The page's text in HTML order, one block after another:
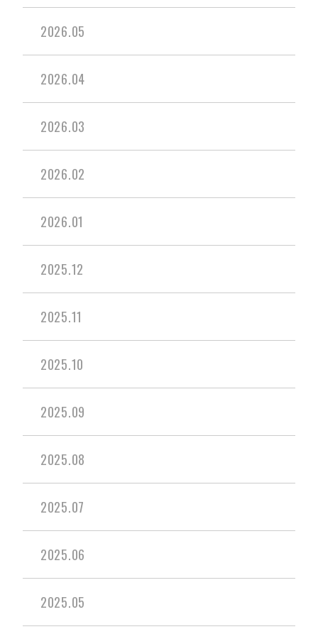
2026.05
2026.04
2026.03
2026.02
2026.01
2025.12
2025.11
2025.10
2025.09
2025.08
2025.07
2025.06
2025.05